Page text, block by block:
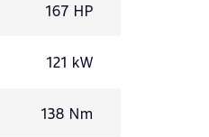
167 HP
121 kW
138 Nm